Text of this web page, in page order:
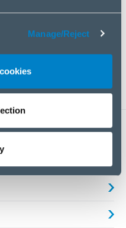
Manage/Reject
údajov(Potrebné)